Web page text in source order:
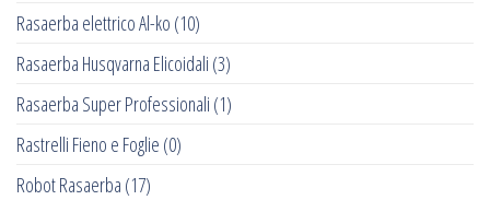
Rasaerba elettrico Al-ko (10)
Rasaerba Husqvarna Elicoidali (3)
Rasaerba Super Professionali (1)
Rastrelli Fieno e Foglie (0)
Robot Rasaerba (17)